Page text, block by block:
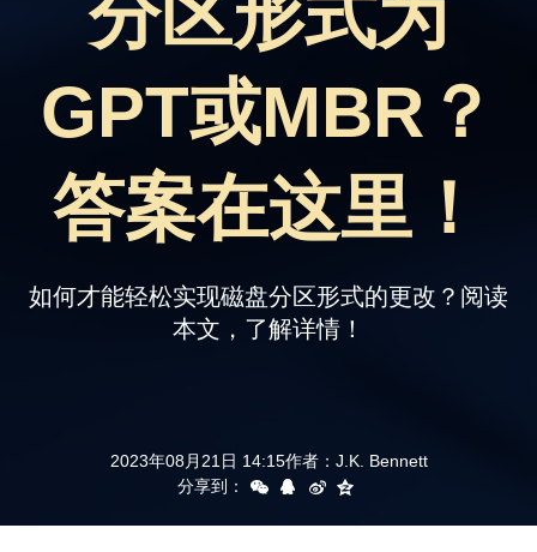
支持
分区形式为
GPT或MBR？
答案在这里！
如何才能轻松实现磁盘分区形式的更改？阅读
本文，了解详情！
2023年08月21日 14:15作者： J.K. Bennett
分享到：